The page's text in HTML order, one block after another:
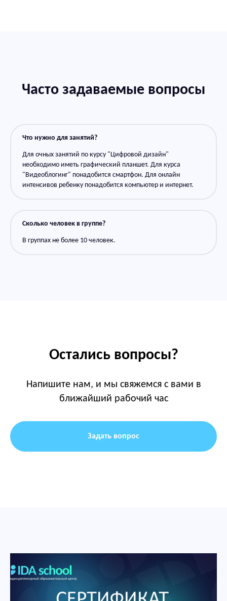
Часто задаваемые вопросы
Что нужно для занятий?
Для очных занятий по курсу "Цифровой дизайн"
необходимо иметь графический планшет. Для курса
"Видеоблогинг" понадобится смартфон. Для онлайн
интенсивов ребенку понадобится компьютер и интернет.
Сколько человек в группе?
В группах не более 10 человек.
Остались вопросы?
Напишите нам, и мы свяжемся с вами в
ближайший рабочий час
Задать вопрос